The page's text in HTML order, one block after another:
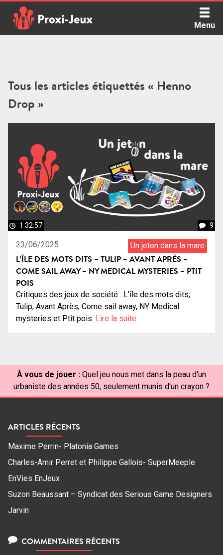
content
Menu
Tous les articles étiquettés « Henno
Drop »
1:32:57 9
23/06/2025 Un jeton dans la mare
L’ÎLE DES MOTS DITS – TULIP – AVANT APRÈS –
COME SAIL AWAY – NY MEDICAL MYSTERIES – PTIT
POIS
Critiques des jeux de société : L'île des mots dits,
Tulip, Avant Après, Come sail away, NY Medical
mysteries et Ptit pois. Lire la suite
À vous de jouer : Quel jeu nous met dans la peau d'un
urbaniste des années 50, seulement munis d'un crayon ?
ARTICLES RÉCENTS
Maxime Perrin- Platonia Games
Charles-Amir Perret et Philippe Gallois- SuperMeeple
EnVies EnJeux
Suzon Beaussant – Syndicat des Serious Game Designers
Jarvin
COMMENTAIRES RÉCENTS